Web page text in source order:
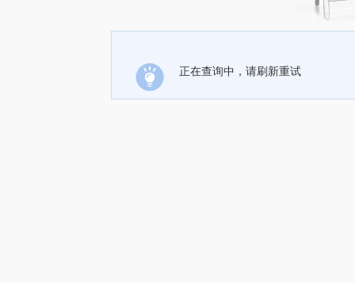
正在查询中，请刷新重试